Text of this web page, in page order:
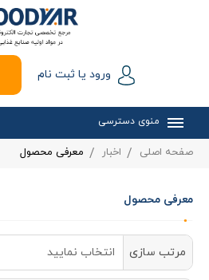
ورود یا ثبت نام
منوی دسترسی
صفحه اصلی اخبار معرفی محصول
معرفی محصول
مرتب سازی انتخاب نمایید